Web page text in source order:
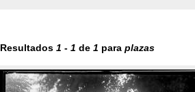
Resultados 1 - 1 de 1 para plazas